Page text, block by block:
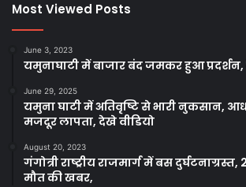
Most Viewed Posts
June 3, 2023
यमुनाघाटी में बाजार बंद जमकर हुआ प्रदर्शन,
June 29, 2025
यमुना घाटी में अतिवृष्टि से भारी नुकसान,
मजदूर लापता, देखे वीडियो
August 20, 2023
गंगोत्री राष्ट्रीय राजमार्ग में बस
मौत की खबर,